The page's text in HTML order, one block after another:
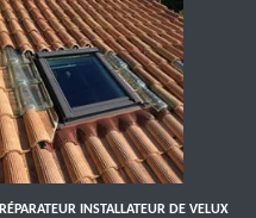
RÉPARATEUR INSTALLATEUR DE VELUX